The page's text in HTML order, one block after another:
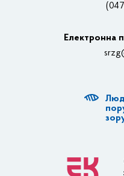
Структурні
Електронна